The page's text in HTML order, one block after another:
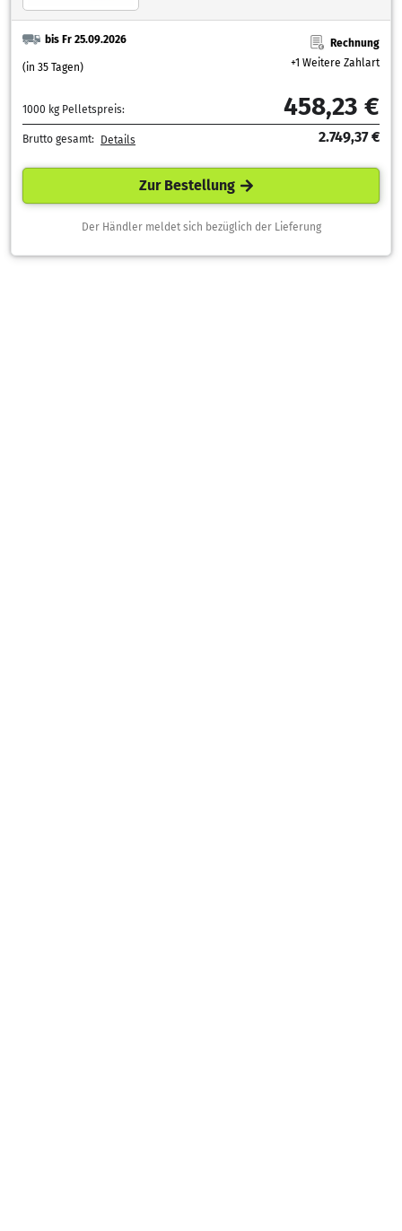
bis Fr 25.09.2026
(in 35 Tagen)
Rechnung
+1 Weitere Zahlart
1000 kg Pelletspreis: 458,23 €
Brutto gesamt: Details 2.749,37 €
Zur Bestellung
Der Händler meldet sich bezüglich der Lieferung